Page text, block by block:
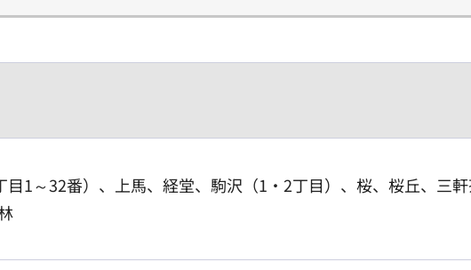
目1～32番）、上馬、経堂、駒沢（1・2丁目）、桜、桜丘、三